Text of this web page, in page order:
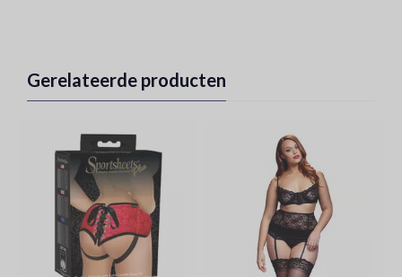
Gerelateerde producten